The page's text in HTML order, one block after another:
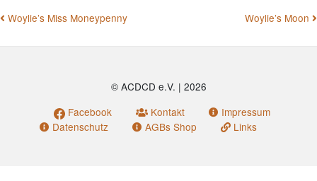
BEITRAGSNAVIGATION
Woylie’s Miss Moneypenny Woylie’s Moon
© ACDCD e.V. | 2026
Facebook
Kontakt
Impressum
Datenschutz
AGBs Shop Links